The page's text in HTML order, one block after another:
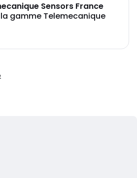
Sensors France
gamme Telemecanique